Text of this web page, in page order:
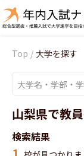
Top / 大学を探す
山梨県で教
検索結果